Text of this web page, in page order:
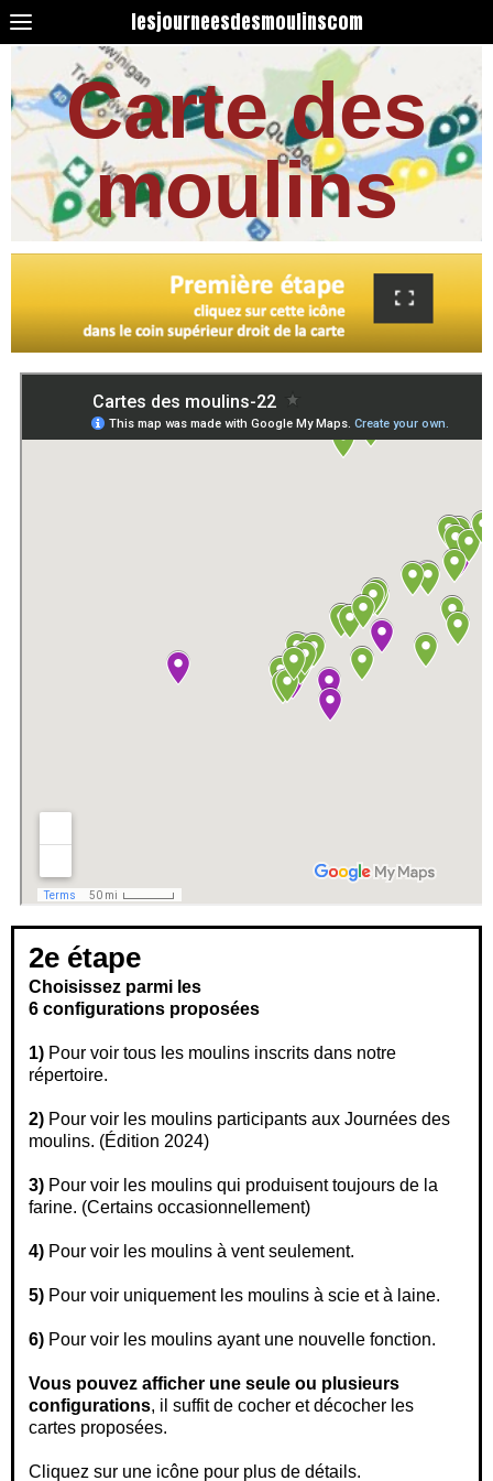
lesjourneesdesmoulinscom
Carte des
moulins
2e étape
Choisissez parmi les
6 configurations proposées
1) Pour voir tous les moulins inscrits dans notre
répertoire.
2) Pour voir les moulins participants aux Journées des
moulins. (Édition 2024)
3) Pour voir les moulins qui produisent toujours de la
farine. (Certains occasionnellement)
4) Pour voir les moulins à vent seulement.
5) Pour voir uniquement les moulins à scie et à laine.
6) Pour voir les moulins ayant une nouvelle fonction.
Vous pouvez afficher une seule ou plusieurs
configurations, il suffit de cocher et décocher les
cartes proposées.
Cliquez sur une icône pour plus de détails.